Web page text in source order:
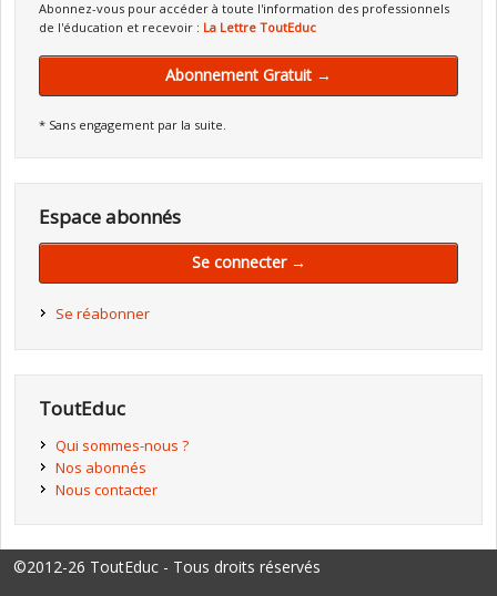
Abonnez-vous pour accéder à toute l'information des professionnels
de l'éducation et recevoir : La Lettre ToutEduc
Abonnement Gratuit →
* Sans engagement par la suite.
Espace abonnés
Se connecter →
Se réabonner
ToutEduc
Qui sommes-nous ?
Nos abonnés
Nous contacter
©2012-26 ToutEduc - Tous droits réservés